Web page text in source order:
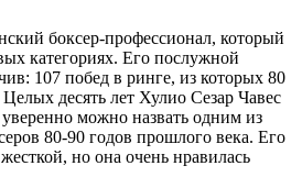
боксер-профессионал, который
категориях. Его послужной
107 побед в ринге, из которых 80
десять лет Хулио Сезар Чавес
можно назвать одним из
80-90 годов прошлого века. Его
но она очень нравилась